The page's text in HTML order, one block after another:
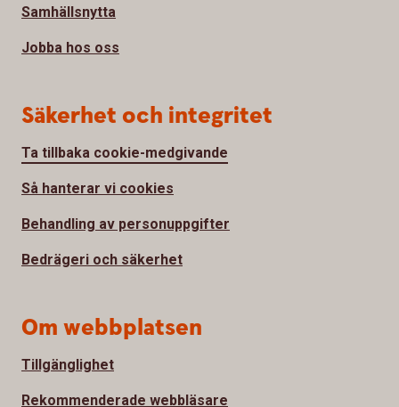
Samhällsnytta
Jobba hos oss
Säkerhet och integritet
Ta tillbaka cookie-medgivande
Så hanterar vi cookies
Behandling av personuppgifter
Bedrägeri och säkerhet
Om webbplatsen
Tillgänglighet
Rekommenderade webbläsare